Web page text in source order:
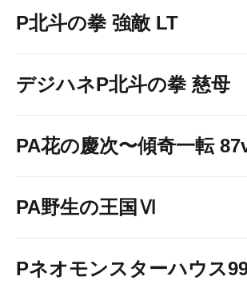
P北斗の拳 強敵 LT
デジハネP北斗の拳 慈母
PA花の慶次〜傾奇一転
PA野生の王国Ⅵ
Pネオモンスターハウス